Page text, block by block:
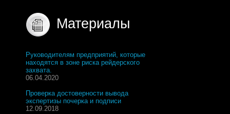
Материалы
Руководителям предприятий, которые
находятся в зоне риска рейдерского
захвата.
06.04.2020
Проверка достоверности вывода
экспертизы почерка и подписи
12.09.2018